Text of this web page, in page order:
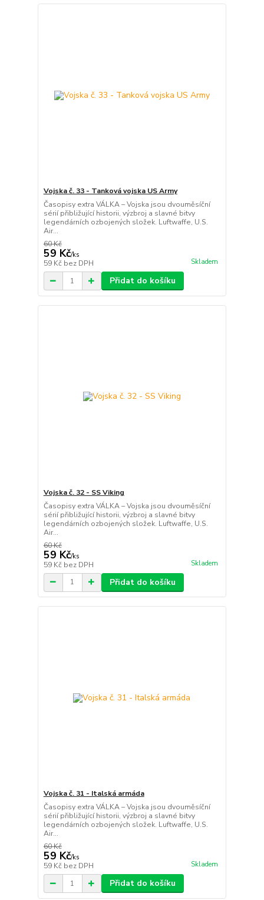
Vojska č. 33 - Tanková vojska US Army
Časopisy extra VÁLKA – Vojska jsou dvouměsíční
sérií přibližující historii, výzbroj a slavné bitvy
legendárních ozbojených složek. Luftwaffe, U.S.
Air...
60 Kč
59 Kč/ks
59 Kč bez DPH Skladem
Přidat do košíku
Vojska č. 32 - SS Viking
Časopisy extra VÁLKA – Vojska jsou dvouměsíční
sérií přibližující historii, výzbroj a slavné bitvy
legendárních ozbojených složek. Luftwaffe, U.S.
Air...
60 Kč
59 Kč/ks
59 Kč bez DPH Skladem
Přidat do košíku
Vojska č. 31 - Italská armáda
Časopisy extra VÁLKA – Vojska jsou dvouměsíční
sérií přibližující historii, výzbroj a slavné bitvy
legendárních ozbojených složek. Luftwaffe, U.S.
Air...
60 Kč
59 Kč/ks
59 Kč bez DPH Skladem
Přidat do košíku